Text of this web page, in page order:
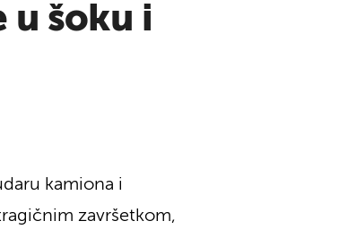
u šoku i
kamiona i
završetkom,